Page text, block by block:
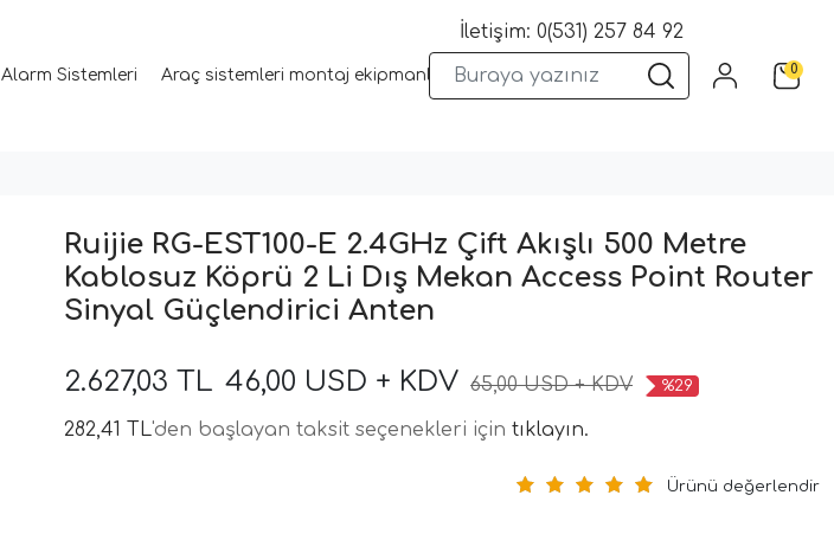
Alarm Sistemleri Araç sistemleri montaj ekipmanları Wifi Kameralar Yangın Sistemleri
İletişim: 0(531) 257 84 92
0
Ruijie RG-EST100-E 2.4GHz Çift Akışlı 500 Metre
Kablosuz Köprü 2 Li Dış Mekan Access Point Router
Sinyal Güçlendirici Anten
2.627,03 TL 46,00 USD + KDV 65,00 USD + KDV %29
282,41 TL'den başlayan taksit seçenekleri için tıklayın.
Ürünü değerlendir